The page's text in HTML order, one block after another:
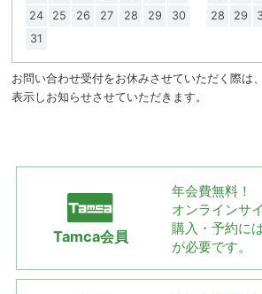
24
25 26 27 28 29
30
31
28
29
お問い合わせ受付をお休みさせていただく際は
表示しお知らせさせていただきます。
Tamca会員
年会費無料！
オンラインサ
購入・予約に
が必要です。